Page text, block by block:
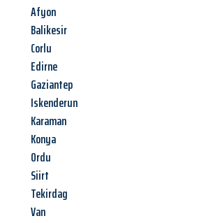
Afyon
Balikesir
Corlu
Edirne
Gaziantep
Iskenderun
Karaman
Konya
Ordu
Siirt
Tekirdag
Van